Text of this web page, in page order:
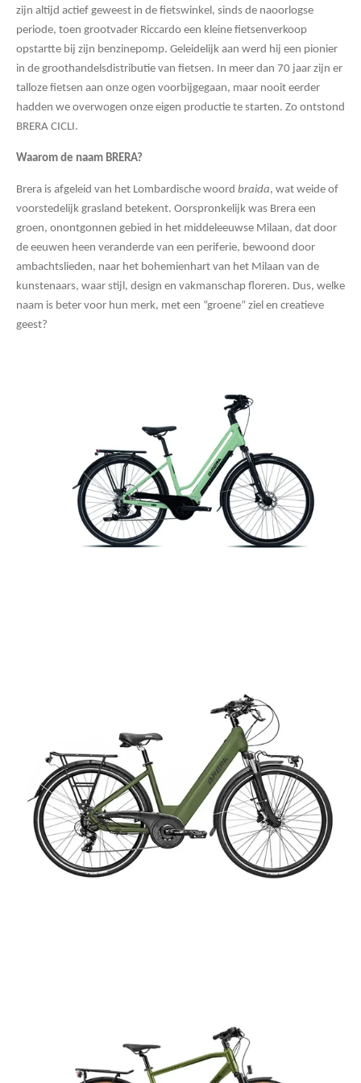
zijn altijd actief geweest in de fietswinkel, sinds de naoorlogse
periode, toen grootvader Riccardo een kleine fietsenverkoop
opstartte bij zijn benzinepomp. Geleidelijk aan werd hij een pionier
in de groothandelsdistributie van fietsen. In meer dan 70 jaar zijn er
talloze fietsen aan onze ogen voorbijgegaan, maar nooit eerder
hadden we overwogen onze eigen productie te starten. Zo ontstond
BRERA CICLI.
Waarom de naam BRERA?
Brera is afgeleid van het Lombardische woord braida, wat weide of
voorstedelijk grasland betekent. Oorspronkelijk was Brera een
groen, onontgonnen gebied in het middeleeuwse Milaan, dat door
de eeuwen heen veranderde van een periferie, bewoond door
ambachtslieden, naar het bohemienhart van het Milaan van de
kunstenaars, waar stijl, design en vakmanschap floreren. Dus, welke
naam is beter voor hun merk, met een “groene” ziel en creatieve
geest?